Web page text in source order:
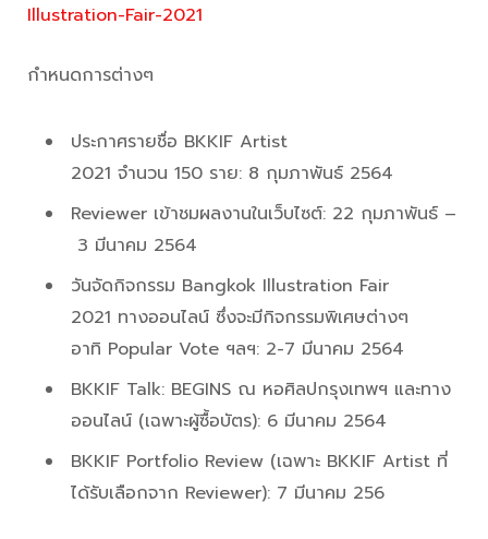
Illustration-Fair-2021
กำหนดการต่างๆ
ประกาศรายชื่อ BKKIF Artist
2021 จำนวน 150 ราย: 8 กุมภาพันธ์ 2564
Reviewer เข้าชมผลงานในเว็บไซต์: 22 กุมภาพันธ์ –
3 มีนาคม 2564
วันจัดกิจกรรม Bangkok Illustration Fair
2021 ทางออนไลน์ ซึ่งจะมีกิจกรรมพิเศษต่างๆ
อาทิ Popular Vote ฯลฯ: 2-7 มีนาคม 2564
BKKIF Talk: BEGINS ณ หอศิลปกรุงเทพฯ และทาง
ออนไลน์ (เฉพาะผู้ซื้อบัตร): 6 มีนาคม 2564
BKKIF Portfolio Review (เฉพาะ BKKIF Artist ที่
ได้รับเลือกจาก Reviewer): 7 มีนาคม 256